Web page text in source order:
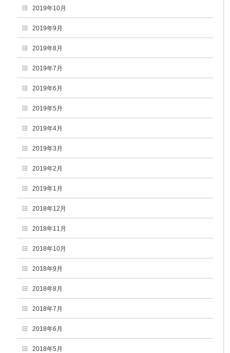
2019年10月
2019年9月
2019年8月
2019年7月
2019年6月
2019年5月
2019年4月
2019年3月
2019年2月
2019年1月
2018年12月
2018年11月
2018年10月
2018年9月
2018年8月
2018年7月
2018年6月
2018年5月